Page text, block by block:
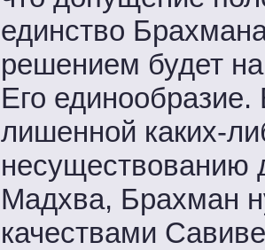
единство
решением будет
Его единообразие.
лишенной каких-
несуществованию
Мадхва, Брахман
качествами